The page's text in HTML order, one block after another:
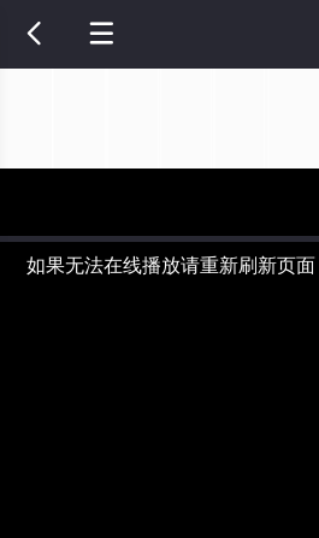
 
如果无法在线播放请重新刷新页面